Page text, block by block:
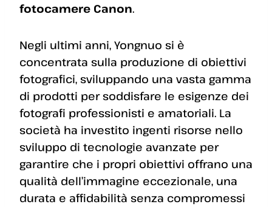
fotocamere Canon.
Negli ultimi anni, Yongnuo si è
concentrata sulla produzione di obiettivi
fotografici, sviluppando una vasta gamma
di prodotti per soddisfare le esigenze dei
fotografi professionisti e amatoriali. La
società ha investito ingenti risorse nello
sviluppo di tecnologie avanzate per
garantire che i propri obiettivi offrano una
qualità dell’immagine eccezionale, una
durata e affidabilità senza compromessi